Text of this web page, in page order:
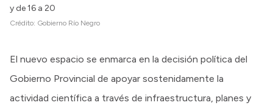
y de 16 a 20
Crédito: Gobierno Río Negro
El nuevo espacio se enmarca en la decisión política del
Gobierno Provincial de apoyar sostenidamente la
actividad científica a través de infraestructura, planes y